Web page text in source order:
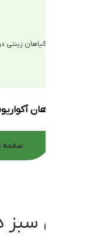
زینتی در زندگیگیاهان آبزی،
آکواریومی، آپارتمانی و
محصولات
در